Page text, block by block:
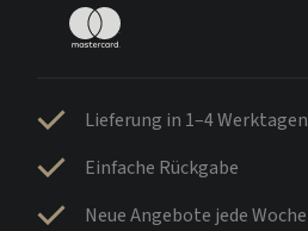
Lieferung in 1–4 Werktagen
Einfache Rückgabe
Neue Angebote jede Woche